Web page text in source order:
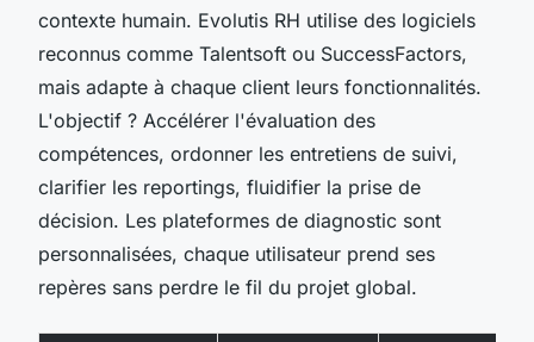
contexte humain. Evolutis RH utilise des logiciels
reconnus comme Talentsoft ou SuccessFactors,
mais adapte à chaque client leurs fonctionnalités.
L'objectif ? Accélérer l'évaluation des
compétences, ordonner les entretiens de suivi,
clarifier les reportings, fluidifier la prise de
décision. Les plateformes de diagnostic sont
personnalisées, chaque utilisateur prend ses
repères sans perdre le fil du projet global.